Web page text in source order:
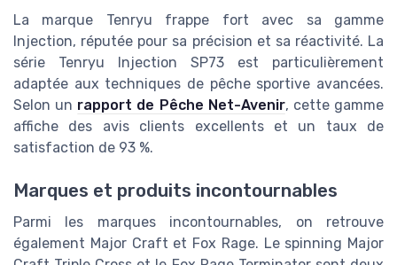
La marque Tenryu frappe fort avec sa gamme
Injection, réputée pour sa précision et sa réactivité. La
série Tenryu Injection SP73 est particulièrement
adaptée aux techniques de pêche sportive avancées.
Selon un rapport de Pêche Net-Avenir, cette gamme
affiche des avis clients excellents et un taux de
satisfaction de 93 %.
Marques et produits incontournables
Parmi les marques incontournables, on retrouve
également Major Craft et Fox Rage. Le spinning Major